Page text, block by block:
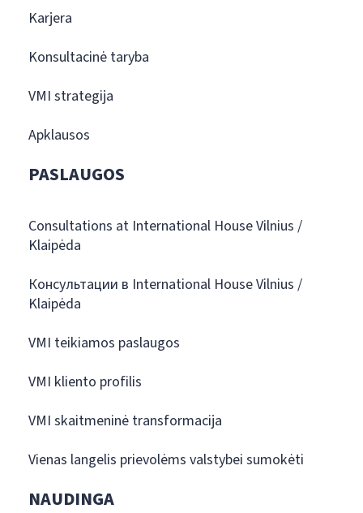
Karjera
Konsultacinė taryba
VMI strategija
Apklausos
PASLAUGOS
Consultations at International House Vilnius /
Klaipėda
Консультации в International House Vilnius /
Klaipėda
VMI teikiamos paslaugos
VMI kliento profilis
VMI skaitmeninė transformacija
Vienas langelis prievolėms valstybei sumokėti
NAUDINGA